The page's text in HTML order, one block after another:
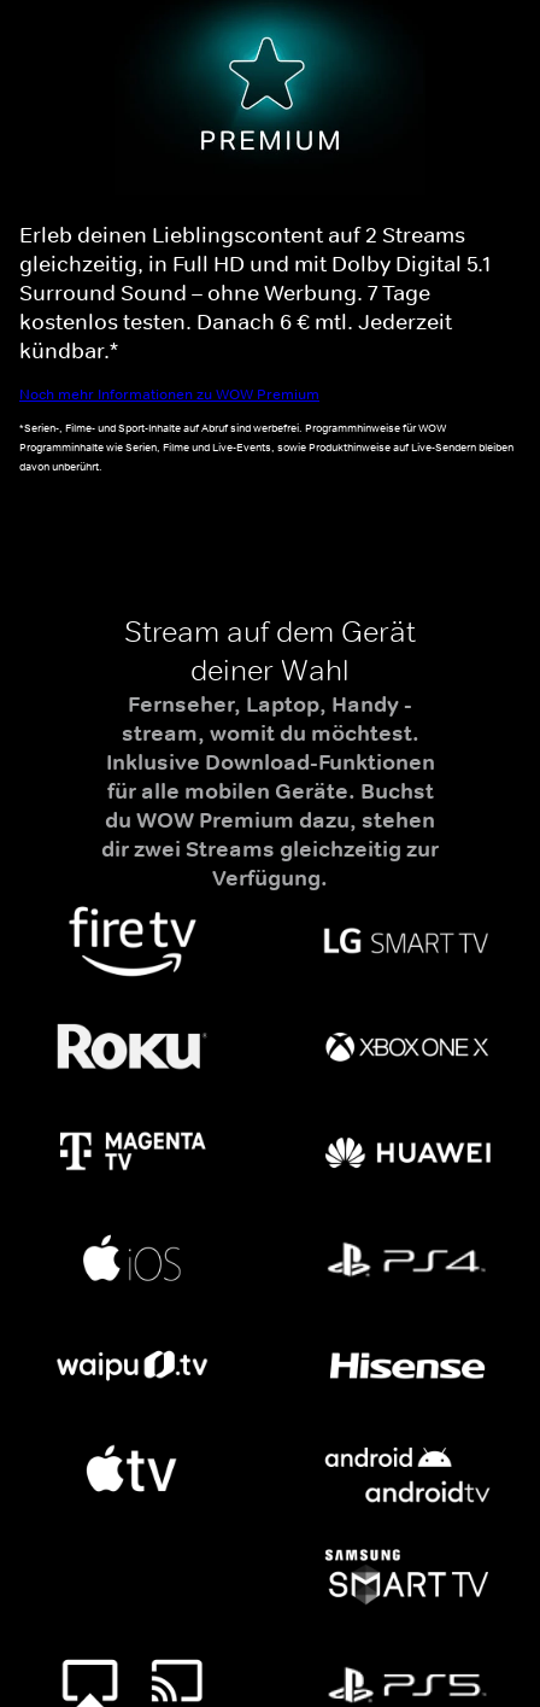
Erleb deinen Lieblingscontent auf 2 Streams
gleichzeitig, in Full HD und mit Dolby Digital 5.1
Surround Sound – ohne Werbung. 7 Tage
kostenlos testen. Danach 6 € mtl. Jederzeit
kündbar.*
Noch mehr Informationen zu WOW Premium
*Serien-, Filme- und Sport-Inhalte auf Abruf sind werbefrei. Programmhinweise für WOW
Programminhalte wie Serien, Filme und Live-Events, sowie Produkthinweise auf Live-Sendern bleiben
davon unberührt.
Stream auf dem Gerät
deiner Wahl
Fernseher, Laptop, Handy -
stream, womit du möchtest.
Inklusive Download-Funktionen
für alle mobilen Geräte. Buchst
du WOW Premium dazu, stehen
dir zwei Streams gleichzeitig zur
Verfügung.